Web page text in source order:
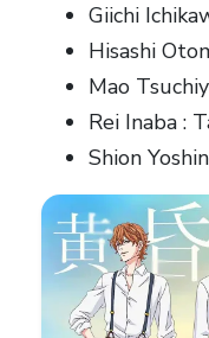
Giichi
Hisashi
Mao
Rei Inaba :
Shion